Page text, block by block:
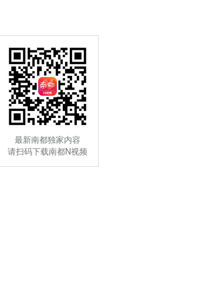
最新南都独家内容
请扫码下载南都N视频